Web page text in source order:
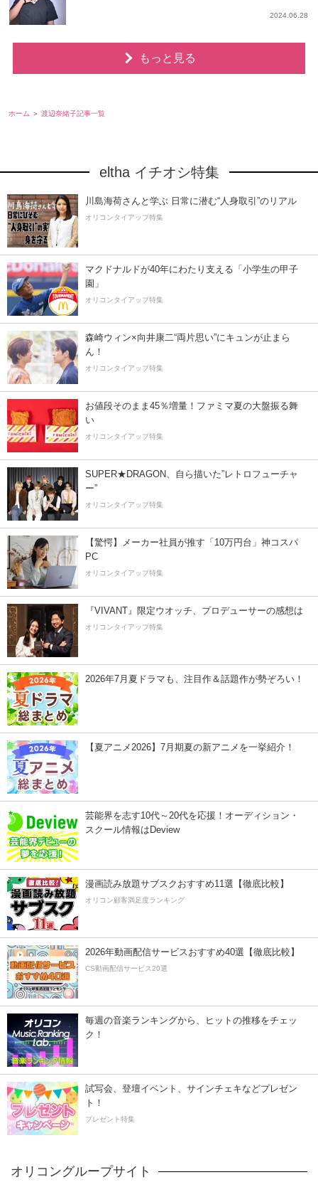
2024.06.28
もっと見る
ホーム 渡辺奈緒子記事一覧
eltha イチオシ特集
川島海荷さんと学ぶ 日常に潜む“人身取引”のリアル
オリコンタイアップ特集
マクドナルドが40年にわたり支える「小学生の甲子
園」
オリコンタイアップ特集
森崎ウィン×向井康二“両片思い”にキュンが止まら
ん！
オリコンタイアップ特集
お値段そのまま45％増量！ファミマ夏の大盤振る舞
い
オリコンタイアップ特集
SUPER★DRAGON、自ら描いた”レトロフューチャ
ー”
オリコンタイアップ特集
【驚愕】メーカー社員が推す「10万円台」神コスパ
PC
オリコンタイアップ特集
『VIVANT』限定ウオッチ、プロデューサーの感想は
オリコンタイアップ特集
2026年7月夏ドラマも、注目作＆話題作が勢ぞろい！
【夏アニメ2026】7月期夏の新アニメを一挙紹介！
芸能界を志す10代～20代を応援！オーディション・
スクール情報はDeview
漫画読み放題サブスクおすすめ11選【徹底比較】
オリコン顧客満足度ランキング
2026年動画配信サービスおすすめ40選【徹底比較】
CS動画配信サービス20選
毎週の音楽ランキングから、ヒットの推移をチェッ
ク！
試写会、登壇イベント、サインチェキなどプレゼン
ト！
プレゼント特集
オリコングループサイト